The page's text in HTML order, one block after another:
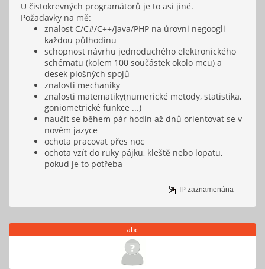
U čistokrevných programátorů je to asi jiné.
Požadavky na mě:
znalost C/C#/C++/Java/PHP na úrovni negoogli
každou půlhodinu
schopnost návrhu jednoduchého elektronického
schématu (kolem 100 součástek okolo mcu) a
desek plošných spojů
znalosti mechaniky
znalosti matematiky(numerické metody, statistika,
goniometrické funkce ...)
naučit se během pár hodin až dnů orientovat se v
novém jazyce
ochota pracovat přes noc
ochota vzít do ruky pájku, kleště nebo lopatu,
pokud je to potřeba
IP zaznamenána
abc